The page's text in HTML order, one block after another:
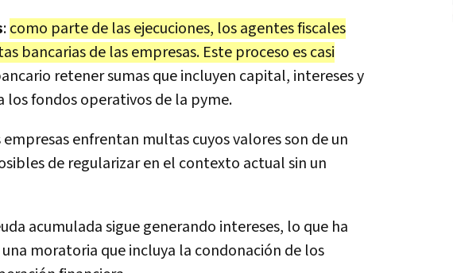
:como parte de las ejecuciones, los agentes fiscales
bancarias de las empresas. Este proceso es casi
retener sumas que incluyen capital, intereses y
los fondos operativos de la pyme.
empresas enfrentan multas cuyos valores son de un
de regularizar en el contexto actual sin un
acumulada sigue generando intereses, lo que ha
moratoria que incluya la condonación de los